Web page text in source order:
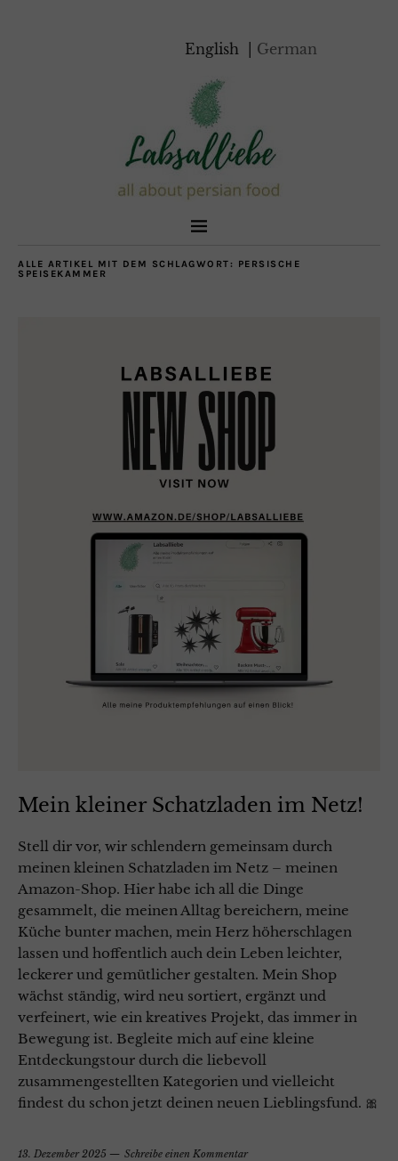
English German
ALLE ARTIKEL MIT DEM SCHLAGWORT: PERSISCHE
SPEISEKAMMER
Mein kleiner Schatzladen im Netz!
Stell dir vor, wir schlendern gemeinsam durch
meinen kleinen Schatzladen im Netz – meinen
Amazon-Shop. Hier habe ich all die Dinge
gesammelt, die meinen Alltag bereichern, meine
Küche bunter machen, mein Herz höherschlagen
lassen und hoffentlich auch dein Leben leichter,
leckerer und gemütlicher gestalten. Mein Shop
wächst ständig, wird neu sortiert, ergänzt und
verfeinert, wie ein kreatives Projekt, das immer in
Bewegung ist. Begleite mich auf eine kleine
Entdeckungstour durch die liebevoll
zusammengestellten Kategorien und vielleicht
findest du schon jetzt deinen neuen Lieblingsfund. 🎀
13. Dezember 2025
Schreibe einen Kommentar